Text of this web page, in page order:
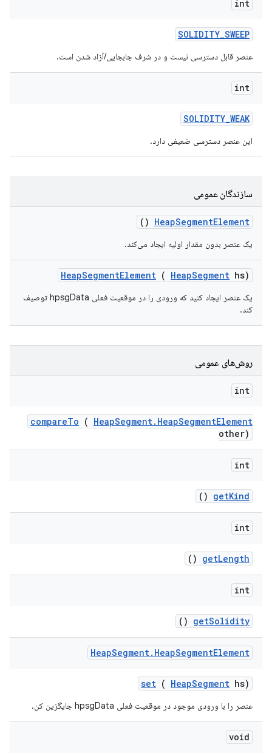
int
SOLIDITY_SWEEP
عنصر قابل دسترسی نیست و در شرف جابجایی/آزاد شدن است.
int
SOLIDITY_WEAK
این عنصر دسترسی ضعیفی دارد.
سازندگان عمومی
HeapSegmentElement
()
یک عنصر بدون مقدار اولیه ایجاد می‌کند.
HeapSegmentElement ( HeapSegment hs)
یک عنصر ایجاد کنید که ورودی را در موقعیت فعلی hpsgData توصیف
کند.
روش‌های عمومی
int
compareTo ( HeapSegment. HeapSegmentElement
other)
int
getKind
()
int
getLength
()
int
getSolidity
()
HeapSegment. HeapSegmentElement
set ( HeapSegment hs)
عنصر را با ورودی موجود در موقعیت فعلی hpsgData جایگزین کن.
void